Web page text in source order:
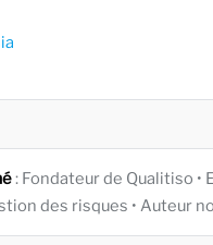
: Fondateur de Qualitiso
des risques • Auteur